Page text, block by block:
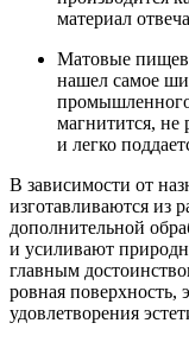
материал
Матовые
нашел самое
магнитится, не
и легко
В зависимости от
изготавливаются из
дополнительной
и усиливают
главным
ровная поверхность,
удовлетворения